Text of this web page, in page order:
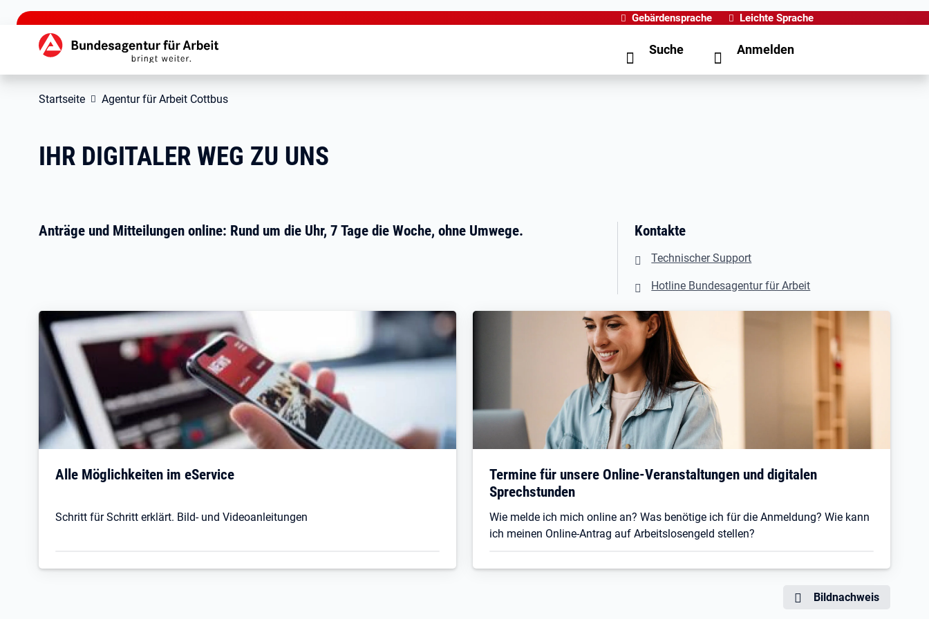
zu den Hauptinhalten springen
Gebärdensprache Leichte Sprache
Hauptnavigation Suche Anmelden
Startseite Agentur für Arbeit Cottbus
IHR DIGITALER WEG ZU UNS
Anträge und Mitteilungen online: Rund um die Uhr, 7 Tage die Woche, ohne Umwege. Kontakte
Technischer Support
Hotline Bundesagentur für Arbeit
Alle Möglichkeiten im eService
Schritt für Schritt erklärt. Bild- und Videoanleitungen
Termine für unsere Online-Veranstaltungen und digitalen
Sprechstunden
Wie melde ich mich online an? Was benötige ich für die Anmeldung? Wie kann
ich meinen Online-Antrag auf Arbeitslosengeld stellen?
Bildnachweis